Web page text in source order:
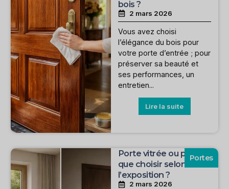
bois ?
2 mars 2026
Vous avez choisi
l’élégance du bois pour
votre porte d’entrée ; pour
préserver sa beauté et
ses performances, un
entretien...
Lire la suite
Portes
Porte vitrée ou pleine :
que choisir selon
l’exposition ?
2 mars 2026